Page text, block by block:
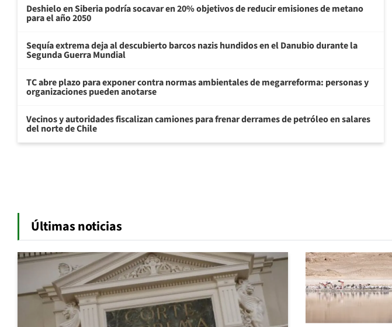
Deshielo en Siberia podría socavar en 20% objetivos de reducir emisiones de metano
para el año 2050
Sequía extrema deja al descubierto barcos nazis hundidos en el Danubio durante la
Segunda Guerra Mundial
TC abre plazo para exponer contra normas ambientales de megarreforma: personas y
organizaciones pueden anotarse
Vecinos y autoridades fiscalizan camiones para frenar derrames de petróleo en salares
del norte de Chile
Últimas noticias